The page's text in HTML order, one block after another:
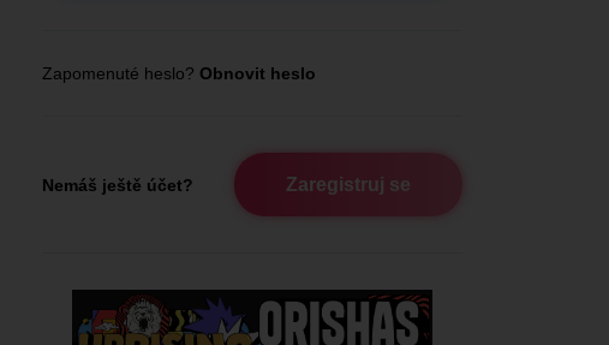
Zapomenuté heslo? Obnovit heslo
Nemáš ještě účet? Zaregistruj se